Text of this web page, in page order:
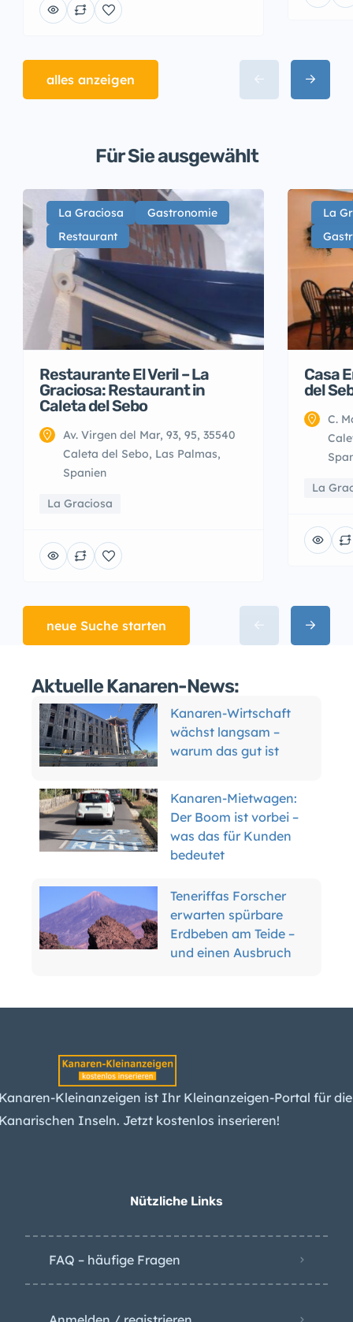
alles anzeigen
Für Sie ausgewählt
La Graciosa
Gastronomie
Restaurant
Restaurante El Veril – La
Graciosa: Restaurant in
Caleta del Sebo
Av. Virgen del Mar, 93, 95, 35540
Caleta del Sebo, Las Palmas,
Spanien
La Graciosa
La
Casa
del
C.
La
neue Suche starten
Aktuelle Kanaren-News:
Kanaren-Wirtschaft
wächst langsam –
warum das gut ist
Kanaren-Mietwagen:
Der Boom ist vorbei –
was das für Kunden
bedeutet
Teneriffas Forscher
erwarten spürbare
Erdbeben am Teide –
und einen Ausbruch
Arbeitslosigkeit sinkt
Grund
Waldbrand-Alarm für
fünf Kanarische Inseln
Hai vor Teneriffa
Kleinanzeigen ist Ihr Kleinanzeigen-Portal für die
Inseln. Jetzt kostenlos inserieren!
Nützliche Links
FAQ – häufige Fragen